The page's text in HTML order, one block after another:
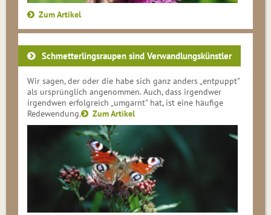
Zum Artikel
Schmetterlingsraupen sind Verwandlungskünstler
Wir sagen, der oder die habe sich ganz anders „entpuppt"
als ursprünglich angenommen. Auch, dass irgendwer
irgendwen erfolgreich „umgarnt" hat, ist eine häufige
Redewendung.
Zum Artikel